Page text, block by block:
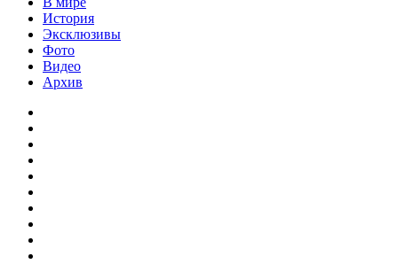
История
Эксклюзивы
Фото
Видео
Архив